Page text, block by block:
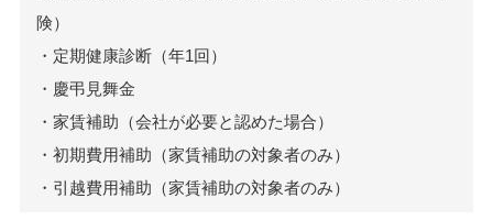
険）
・定期健康診断（年1回）
・慶弔見舞金
・家賃補助（会社が必要と認めた場合）
・初期費用補助（家賃補助の対象者のみ）
・引越費用補助（家賃補助の対象者のみ）